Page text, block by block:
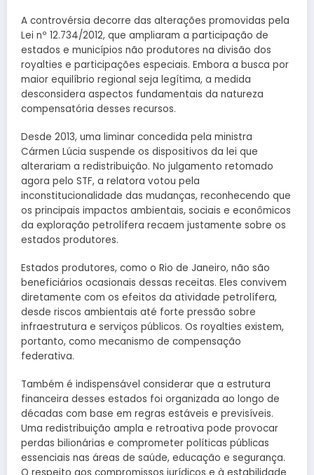
A controvérsia decorre das alterações promovidas pela
Lei nº 12.734/2012, que ampliaram a participação de
estados e municípios não produtores na divisão dos
royalties e participações especiais. Embora a busca por
maior equilíbrio regional seja legítima, a medida
desconsidera aspectos fundamentais da natureza
compensatória desses recursos.
Desde 2013, uma liminar concedida pela ministra
Cármen Lúcia suspende os dispositivos da lei que
alterariam a redistribuição. No julgamento retomado
agora pelo STF, a relatora votou pela
inconstitucionalidade das mudanças, reconhecendo que
os principais impactos ambientais, sociais e econômicos
da exploração petrolífera recaem justamente sobre os
estados produtores.
Estados produtores, como o Rio de Janeiro, não são
beneficiários ocasionais dessas receitas. Eles convivem
diretamente com os efeitos da atividade petrolífera,
desde riscos ambientais até forte pressão sobre
infraestrutura e serviços públicos. Os royalties existem,
portanto, como mecanismo de compensação
federativa.
Também é indispensável considerar que a estrutura
financeira desses estados foi organizada ao longo de
décadas com base em regras estáveis e previsíveis.
Uma redistribuição ampla e retroativa pode provocar
perdas bilionárias e comprometer políticas públicas
essenciais nas áreas de saúde, educação e segurança.